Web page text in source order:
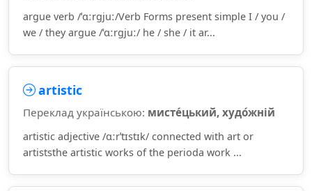
argue verb /ˈɑːrɡjuː/Verb Forms present simple I / you /
we / they argue /ˈɑːrɡjuː/ he / she / it ar...
artistic
Переклад українською: мисте́цький, худо́жній
artistic adjective /ɑːrˈtɪstɪk/ connected with art or
artiststhe artistic works of the perioda work ...